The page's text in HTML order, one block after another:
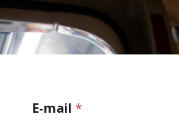
E-mail *